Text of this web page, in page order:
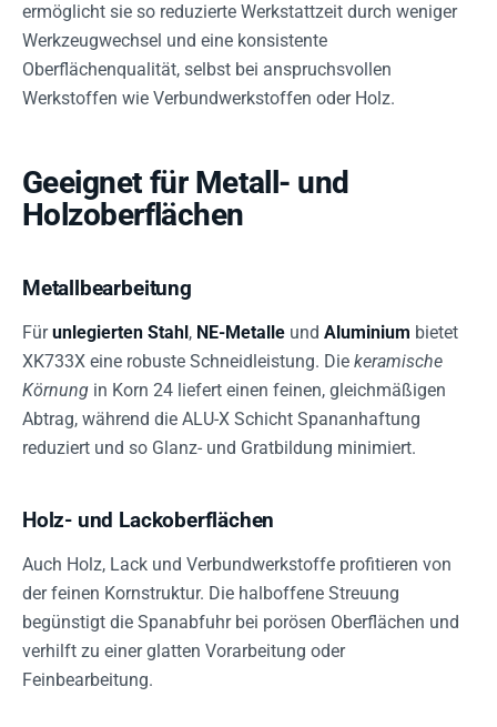
ermöglicht sie so reduzierte Werkstattzeit durch weniger
Werkzeugwechsel und eine konsistente
Oberflächenqualität, selbst bei anspruchsvollen
Werkstoffen wie Verbundwerkstoffen oder Holz.
Geeignet für Metall- und
Holzoberflächen
Metallbearbeitung
Fürunlegierten Stahl, NE-Metalle und Aluminium bietet
XK733X eine robuste Schneidleistung. Die keramische
Körnung in Korn 24 liefert einen feinen, gleichmäßigen
Abtrag, während die ALU-X Schicht Spananhaftung
reduziert und so Glanz- und Gratbildung minimiert.
Holz- und Lackoberflächen
Auch Holz, Lack und Verbundwerkstoffe profitieren von
der feinen Kornstruktur. Die halboffene Streuung
begünstigt die Spanabfuhr bei porösen Oberflächen und
verhilft zu einer glatten Vorarbeitung oder
Feinbearbeitung.